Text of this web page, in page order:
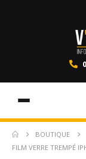
BOUTIQUE
FILM VERRE TREMPÉ